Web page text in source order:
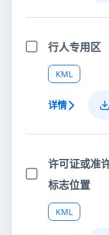
选择项目行人专用区
KML
详情
选择项目
许可证或准
标志位置
KML